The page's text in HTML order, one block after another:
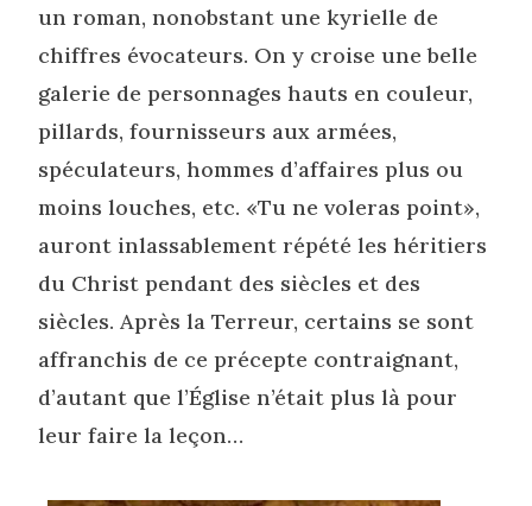
un roman, nonobstant une kyrielle de
chiffres évocateurs. On y croise une belle
galerie de personnages hauts en couleur,
pillards, fournisseurs aux armées,
spéculateurs, hommes d’affaires plus ou
moins louches, etc. «Tu ne voleras point»,
auront inlassablement répété les héritiers
du Christ pendant des siècles et des
siècles. Après la Terreur, certains se sont
affranchis de ce précepte contraignant,
d’autant que l’Église n’était plus là pour
leur faire la leçon…